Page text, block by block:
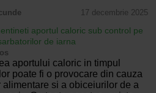
17 decembrie 2025
aportul caloric sub control pe
de iarna
aportului caloric in timpul
poate fi o provocare din cauza
alimentare si a obiceiurilor de a